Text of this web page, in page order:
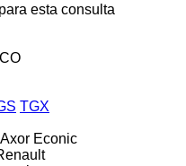
esta consulta
TGX
Axor Econic